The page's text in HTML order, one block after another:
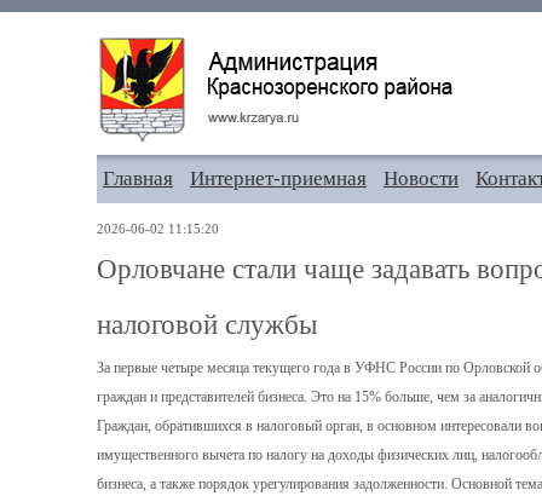
Главная Интернет-приемная Новости
2026-06-02 11:15:20
Орловчане стали чаще задавать
налоговой службы
За первые четыре месяца текущего года в УФНС России по Орловской
граждан и представителей бизнеса. Это на 15% больше, чем за
Граждан, обратившихся в налоговый орган, в основном интересовали
имущественного вычета по налогу на доходы физических лиц,
бизнеса, а также порядок урегулирования задолженности. Основной